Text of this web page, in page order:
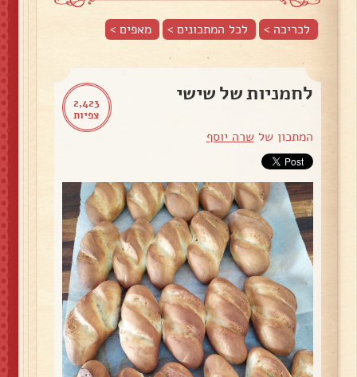
לכריכה > לכל המתכונים > מאפים>
2,423
צפיות
לחמניות של שישי
המתכון שלשרה יוסף